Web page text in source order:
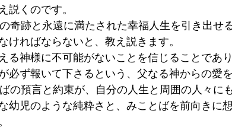
説くのです。
奇跡と永遠に満たされた幸福人生を引き出せ
ければならないと、教え説きます。
る神様に不可能がないことを信じることであ
必ず報いて下さるという、父なる神からの愛
の預言と約束が、自分の人生と周囲の人々に
幼児のような純粋さと、みことばを前向きに